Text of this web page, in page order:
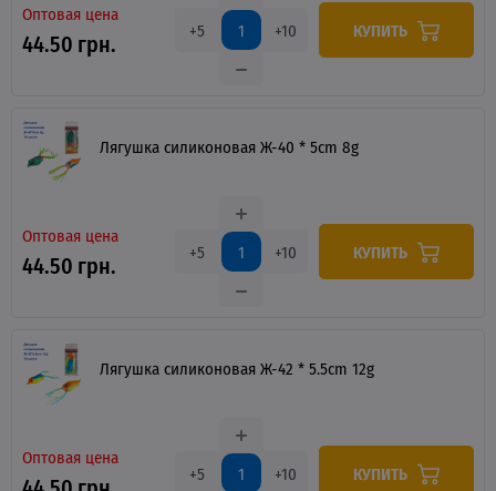
Оптовая цена
44.50 грн. +5 +10 КУПИТЬ
Лягушка силиконовая Ж-40 * 5cm 8g
Оптовая цена
44.50 грн. +5 +10 КУПИТЬ
Лягушка силиконовая Ж-42 * 5.5cm 12g
Оптовая цена
+5 +10 КУПИТЬ